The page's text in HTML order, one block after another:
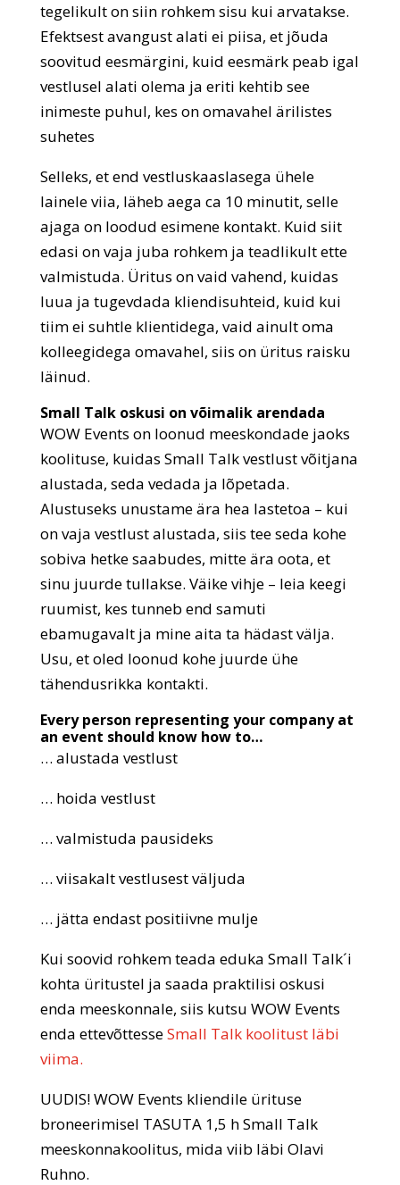
tegelikult on siin rohkem sisu kui arvatakse.
Efektsest avangust alati ei piisa, et jõuda
soovitud eesmärgini, kuid eesmärk peab igal
vestlusel alati olema ja eriti kehtib see
inimeste puhul, kes on omavahel ärilistes
suhetes
Selleks, et end vestluskaaslasega ühele
lainele viia, läheb aega ca 10 minutit, selle
ajaga on loodud esimene kontakt. Kuid siit
edasi on vaja juba rohkem ja teadlikult ette
valmistuda. Üritus on vaid vahend, kuidas
luua ja tugevdada kliendisuhteid, kuid kui
tiim ei suhtle klientidega, vaid ainult oma
kolleegidega omavahel, siis on üritus raisku
läinud.
Small Talk oskusi on võimalik arendada
WOW Events on loonud meeskondade jaoks
koolituse, kuidas Small Talk vestlust võitjana
alustada, seda vedada ja lõpetada.
Alustuseks unustame ära hea lastetoa – kui
on vaja vestlust alustada, siis tee seda kohe
sobiva hetke saabudes, mitte ära oota, et
sinu juurde tullakse. Väike vihje – leia keegi
ruumist, kes tunneb end samuti
ebamugavalt ja mine aita ta hädast välja.
Usu, et oled loonud kohe juurde ühe
tähendusrikka kontakti.
Every person representing your company at
an event should know how to…
… alustada vestlust
… hoida vestlust
… valmistuda pausideks
… viisakalt vestlusest väljuda
… jätta endast positiivne mulje
Kui soovid rohkem teada eduka Small Talk´i
kohta üritustel ja saada praktilisi oskusi
enda meeskonnale, siis kutsu WOW Events
enda ettevõttesseSmall Talk koolitust läbi
viima.
UUDIS! WOW Events kliendile ürituse
broneerimisel TASUTA 1,5 h Small Talk
meeskonnakoolitus, mida viib läbi Olavi
Ruhno.